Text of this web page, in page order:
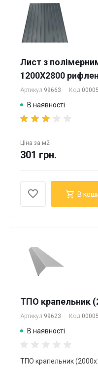
Лист з
1200Х2800
Артикул 99663 Код
В наявності
Ціна за м2
301 грн.
В
ТПО крапельник
Артикул 99623 Код
В наявності
ТПО крапельник